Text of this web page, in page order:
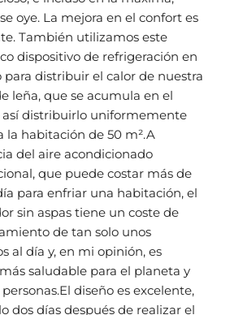
oye. La mejora en el confort es
También utilizamos este
dispositivo de refrigeración en
para distribuir el calor de nuestra
leña, que se acumula en el
así distribuirlo uniformemente
la habitación de 50 m².A
del aire acondicionado
que puede costar más de
para enfriar una habitación, el
sin aspas tiene un coste de
de tan solo unos
al día y, en mi opinión, es
saludable para el planeta y
diseño es excelente,
dos días después de realizar el